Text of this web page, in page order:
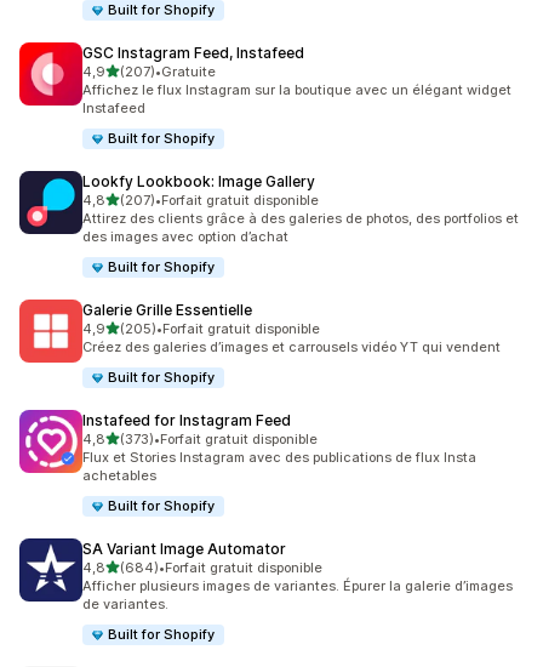
Built for Shopify
GSC Instagram Feed, Instafeed
4,9étoile(s) sur 5
(207)
207 avis au total
•Gratuite
Affichez le flux Instagram sur la boutique avec un élégant widget
Instafeed
Built for Shopify
Lookfy Lookbook: Image Gallery
4,8étoile(s) sur 5
(207)
207 avis au total
•Forfait gratuit disponible
Attirez des clients grâce à des galeries de photos, des portfolios et
des images avec option d’achat
Built for Shopify
Galerie Grille Essentielle
4,9étoile(s) sur 5
(205)
205 avis au total
•Forfait gratuit disponible
Créez des galeries d’images et carrousels vidéo YT qui vendent
Built for Shopify
Instafeed for Instagram Feed
4,8étoile(s) sur 5
(373)
373 avis au total
•Forfait gratuit disponible
Flux et Stories Instagram avec des publications de flux Insta
achetables
Built for Shopify
SA Variant Image Automator
4,8étoile(s) sur 5
(684)
684 avis au total
•Forfait gratuit disponible
Afficher plusieurs images de variantes. Épurer la galerie d’images
de variantes.
Built for Shopify